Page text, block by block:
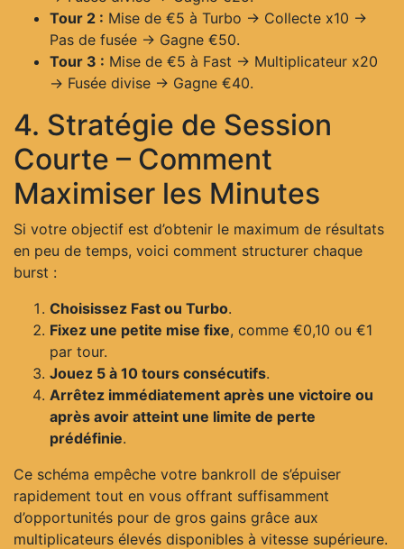
Tour 2 : Mise de €5 à Turbo → Collecte x10 →
Pas de fusée → Gagne €50.
Tour 3 : Mise de €5 à Fast → Multiplicateur x20
→ Fusée divise → Gagne €40.
4. Stratégie de Session
Courte – Comment
Maximiser les Minutes
Si votre objectif est d’obtenir le maximum de résultats
en peu de temps, voici comment structurer chaque
burst :
Choisissez Fast ou Turbo.
Fixez une petite mise fixe, comme €0,10 ou €1
par tour.
Jouez 5 à 10 tours consécutifs.
Arrêtez immédiatement après une victoire ou
après avoir atteint une limite de perte
prédéfinie.
Ce schéma empêche votre bankroll de s’épuiser
rapidement tout en vous offrant suffisamment
d’opportunités pour de gros gains grâce aux
multiplicateurs élevés disponibles à vitesse supérieure.